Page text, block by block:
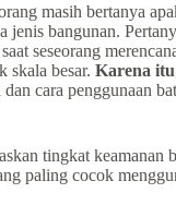
masih bertanya
jenis bangunan.
seseorang
skala besar. Karena itu
cara penggunaan
tingkat keamanan
paling cocok